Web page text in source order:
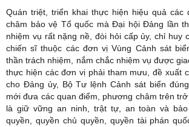
Quán triệt, triển khai thực hiện hiệu quả các
châm bảo vệ Tổ quốc mà Đại hội Đảng lần
nhiệm vụ rất nặng nề, đòi hỏi cấp ủy, chỉ huy
chiến sĩ thuộc các đơn vị Vùng Cảnh sát
thần trách nhiệm, nắm chắc nhiệm vụ được
thực hiện các đơn vị phải tham mưu, đề xuất
cho Đảng ủy, Bộ Tư lệnh Cảnh sát biển
mới đưa các quan điểm, phương châm trên
là giữ vững an ninh, trật tự, an toàn và
quyền, quyền chủ quyền, quyền tài phán